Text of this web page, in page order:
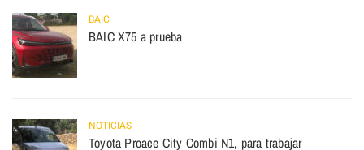
BAIC
BAIC X75 a prueba
NOTICIAS
Toyota Proace City Combi N1, para trabajar